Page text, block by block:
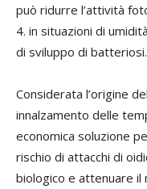
può ridurre l’attività
4. in situazioni di
di sviluppo di batteriosi.
Considerata l’origine
innalzamento delle
economica soluzione
rischio di attacchi di
biologico e attenuare il